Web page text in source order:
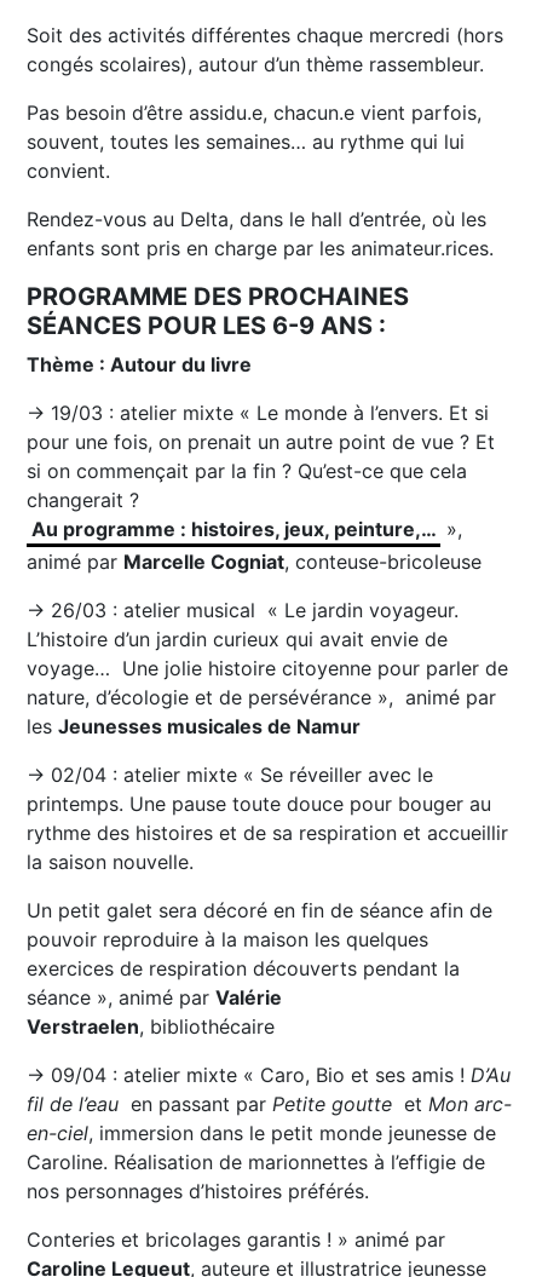
Soit des activités différentes chaque mercredi (hors
congés scolaires), autour d’un thème rassembleur.
Pas besoin d’être assidu.e, chacun.e vient parfois,
souvent, toutes les semaines… au rythme qui lui
convient.
Rendez-vous au Delta, dans le hall d’entrée, où les
enfants sont pris en charge par les animateur.rices.
PROGRAMME DES PROCHAINES
SÉANCES POUR LES 6-9 ANS :
Thème : Autour du livre
→ 19/03 : atelier mixte « Le monde à l’envers. Et si
pour une fois, on prenait un autre point de vue ? Et
si on commençait par la fin ? Qu’est-ce que cela
changerait ?
Au programme : histoires, jeux, peinture,… »,
animé par Marcelle Cogniat, conteuse-bricoleuse
→ 26/03 : atelier musical « Le jardin voyageur.
L’histoire d’un jardin curieux qui avait envie de
voyage… Une jolie histoire citoyenne pour parler de
nature, d’écologie et de persévérance », animé par
lesJeunesses musicales de Namur
→ 02/04 : atelier mixte « Se réveiller avec le
printemps. Une pause toute douce pour bouger au
rythme des histoires et de sa respiration et accueillir
la saison nouvelle.
Un petit galet sera décoré en fin de séance afin de
pouvoir reproduire à la maison les quelques
exercices de respiration découverts pendant la
séance », animé parValérie
Verstraelen, bibliothécaire
→ 09/04 : atelier mixte « Caro, Bio et ses amis ! D’Au
fil de l’eau en passant par Petite goutte et Mon arc-
en-ciel, immersion dans le petit monde jeunesse de
Caroline. Réalisation de marionnettes à l’effigie de
nos personnages d’histoires préférés.
Conteries et bricolages garantis ! » animé par
Caroline Lequeut, auteure et illustratrice jeunesse